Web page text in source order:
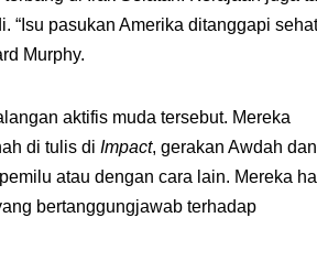
“Isu pasukan Amerika ditanggapi
Murphy.
aktifis muda tersebut. Mereka
di tulis di Impact, gerakan Awdah dan
atau dengan cara lain. Mereka
bertanggungjawab terhadap